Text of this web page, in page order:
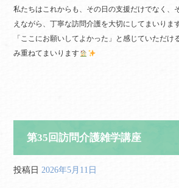
私たちはこれからも、その日の支援だけでなく、
えながら、丁寧な訪問介護を大切にしてまいります
「ここにお願いしてよかった」と感じていただけ
み重ねてまいります
第35回訪問介護雑学講座
投稿日 2026年5月11日